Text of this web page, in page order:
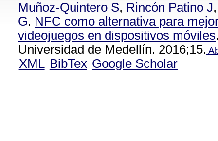
Muñoz-Quintero S, Rincón Patino J
G. NFC como alternativa para
videojuegos en dispositivos móviles
Universidad de Medellín. 2016;15.
XML BibTex Google Scholar